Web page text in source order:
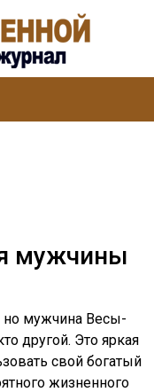
мужчины
но мужчина Весы-
другой. Это яркая
свой богатый
жизненного